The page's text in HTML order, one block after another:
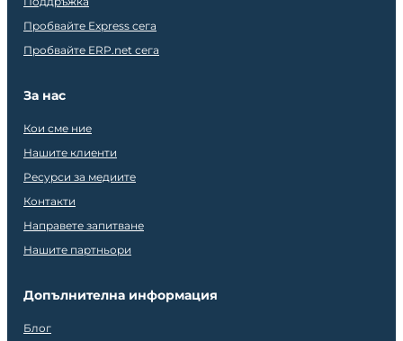
Пробвайте Express сега
Пробвайте ERP.net сега
За нас
Кои сме ние
Нашите клиенти
Ресурси за медиите
Контакти
Направете запитване
Нашите партньори
Допълнителна информация
Блог